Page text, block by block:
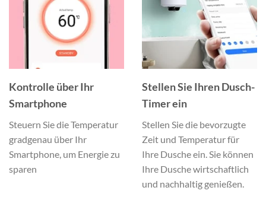
Kontrolle über Ihr
Smartphone
Steuern Sie die Temperatur
gradgenau über Ihr
Smartphone, um Energie zu
sparen
Stellen Sie Ihren Dusch-
Timer ein
Stellen Sie die bevorzugte
Zeit und Temperatur für
Ihre Dusche ein. Sie können
Ihre Dusche wirtschaftlich
und nachhaltig genießen.